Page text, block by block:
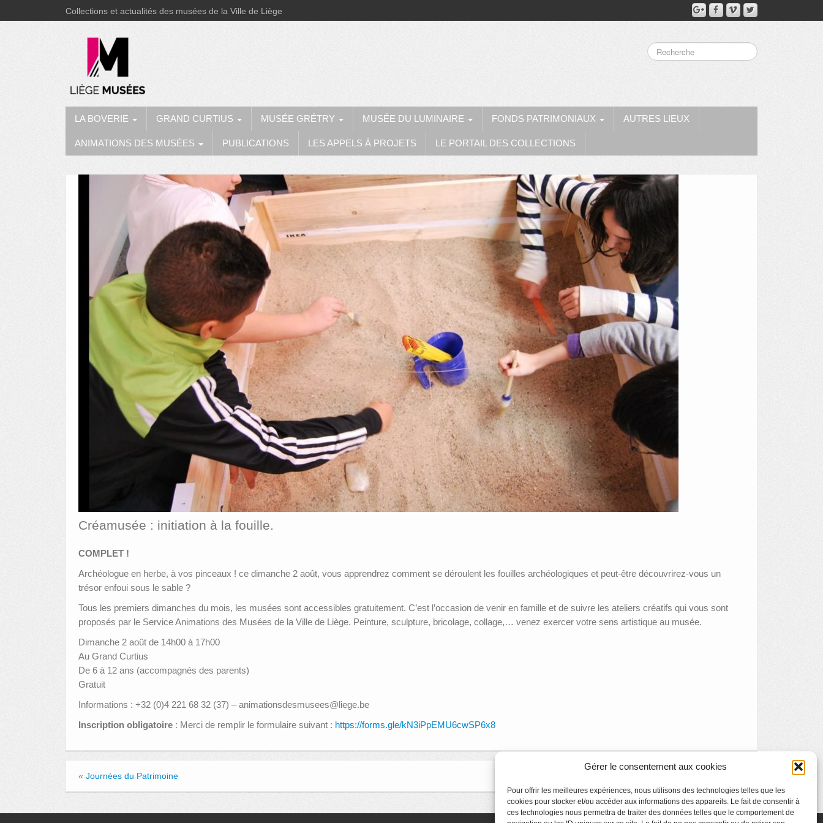
Gérer le consentement aux cookies
Pour offrir les meilleures expériences, nous utilisons des technologies telles que les
cookies pour stocker et/ou accéder aux informations des appareils. Le fait de consentir à
ces technologies nous permettra de traiter des données telles que le comportement de
Collections et actualités des musées de la Ville de Liège
LA BOVERIE GRAND CURTIUS MUSÉE GRÉTRY MUSÉE DU LUMINAIRE FONDS PATRIMONIAUX AUTRES LIEUX
ANIMATIONS DES MUSÉES PUBLICATIONS LES APPELS À PROJETS LE PORTAIL DES COLLECTIONS
Créamusée : initiation à la fouille.
COMPLET !
Archéologue en herbe, à vos pinceaux ! ce dimanche 2 août, vous apprendrez comment se déroulent les fouilles archéologiques et peut-être découvrirez-vous un
trésor enfoui sous le sable ?
Tous les premiers dimanches du mois, les musées sont accessibles gratuitement. C’est l’occasion de venir en famille et de suivre les ateliers créatifs qui vous sont
proposés par le Service Animations des Musées de la Ville de Liège. Peinture, sculpture, bricolage, collage,… venez exercer votre sens artistique au musée.
Dimanche 2 août de 14h00 à 17h00
Au Grand Curtius
De 6 à 12 ans (accompagnés des parents)
Gratuit
Informations : +32 (0)4 221 68 32 (37) – animationsdesmusees@liege.be
Inscription obligatoire : Merci de remplir le formulaire suivant : https://forms.gle/kN3iPpEMU6cwSP6x8
« Journées du Patrimoine